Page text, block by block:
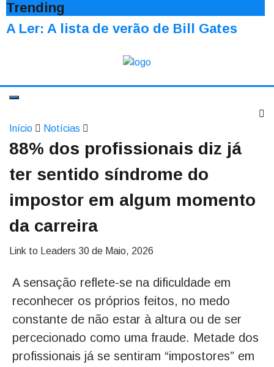
Trending
A Ler: A lista de verão de Bill Gates
Início Notícias
88% dos profissionais diz já
ter sentido síndrome do
impostor em algum momento
da carreira
Link to Leaders 30 de Maio, 2026
A sensação reflete-se na dificuldade em
reconhecer os próprios feitos, no medo
constante de não estar à altura ou de ser
percecionado como uma fraude. Metade dos
profissionais já se sentiram “impostores” em